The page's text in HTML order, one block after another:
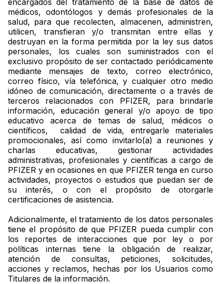
encargados del tratamiento de la base de datos de
médicos, odontólogos y demás profesionales de la
salud, para que recolecten, almacenen, administren,
utilicen, transfieran y/o transmitan entre ellas y
destruyan en la forma permitida por la ley sus datos
personales, los cuales son suministrados con el
exclusivo propósito de ser contactado periódicamente
mediante mensajes de texto, correo electrónico,
correo físico, vía telefónica, y cualquier otro medio
idóneo de comunicación, directamente o a través de
terceros relacionados con PFIZER, para brindarle
información, educación general y/o apoyo de tipo
educativo acerca de temas de salud, médicos o
científicos, calidad de vida, entregarle materiales
promocionales, así como invitarlo(a) a reuniones y
charlas educativas, gestionar actividades
administrativas, profesionales y científicas a cargo de
PFIZER y en ocasiones en que PFIZER tenga en curso
actividades, proyectos o estudios que puedan ser de
su interés, o con el propósito de otorgarle
certificaciones de asistencia.
Adicionalmente, el tratamiento de los datos personales
tiene el propósito de que PFIZER pueda cumplir con
los reportes de interacciones que por ley o por
políticas internas tiene la obligación de realizar,
atención de consultas, peticiones, solicitudes,
acciones y reclamos, hechas por los Usuarios como
Titulares de la información.